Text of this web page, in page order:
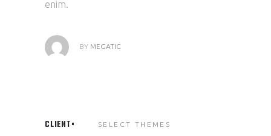
enim.
BY MEGATIC
CLIENT SELECT THEMES